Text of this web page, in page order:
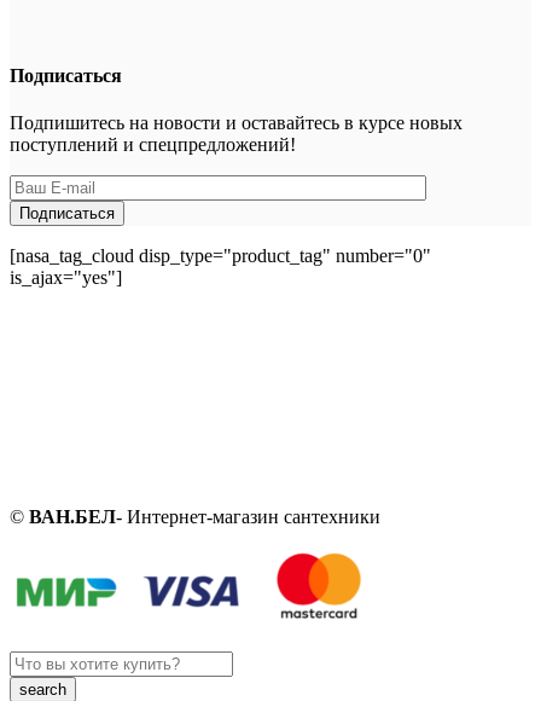
Подписаться
Подпишитесь на новости и оставайтесь в курсе новых
поступлений и спецпредложений!
[nasa_tag_cloud disp_type="product_tag" number="0"
is_ajax="yes"]
© ВАН.БЕЛ- Интернет-магазин сантехники
Search
here